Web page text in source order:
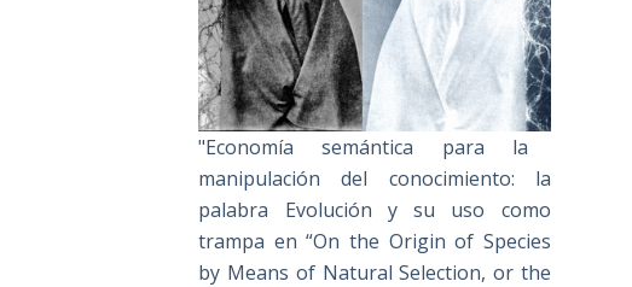
"Economía semántica para la
manipulación del conocimiento: la
palabra Evolución y su uso como
trampa en “On the Origin of Species
by Means of Natural Selection, or the